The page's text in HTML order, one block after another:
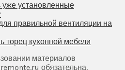
уже установленные
правильной вентиляции на
торец кухонной мебели
материалов
обязательна.